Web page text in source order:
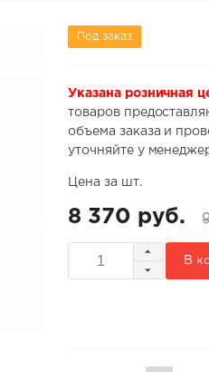
Под заказ
Указана розничная
товаров
объема заказа и
уточняйте у
Цена за шт.
8 370 руб.
В